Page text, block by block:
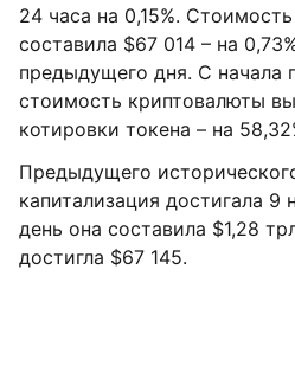
24 часа на 0,15%.
составила $67 014 – на
предыдущего дня. С начала
стоимость криптовалюты
котировки токена – на
Предыдущего
капитализация достигала 9
день она составила $1,28
достигла $67 145.